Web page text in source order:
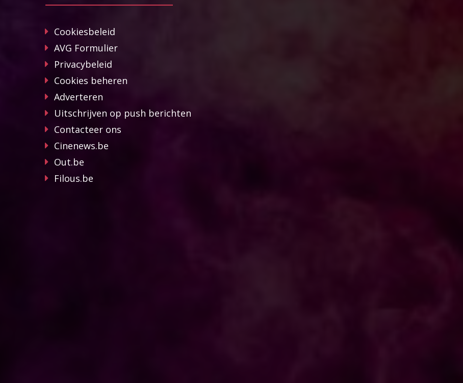
Cookiesbeleid
AVG Formulier
Privacybeleid
Cookies beheren
Adverteren
Uitschrijven op push berichten
Contacteer ons
Cinenews.be
Out.be
Filous.be